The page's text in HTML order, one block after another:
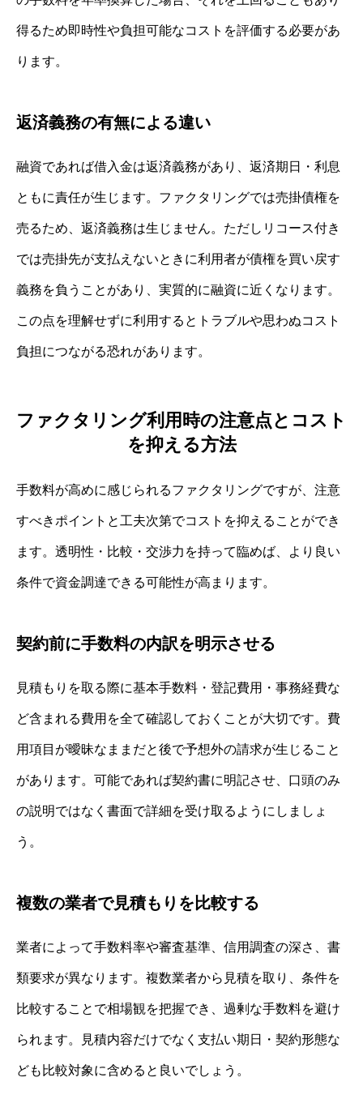
得るため即時性や負担可能なコストを評価する必要があ
ります。
返済義務の有無による違い
融資であれば借入金は返済義務があり、返済期日・利息
ともに責任が生じます。ファクタリングでは売掛債権を
売るため、返済義務は生じません。ただしリコース付き
では売掛先が支払えないときに利用者が債権を買い戻す
義務を負うことがあり、実質的に融資に近くなります。
この点を理解せずに利用するとトラブルや思わぬコスト
負担につながる恐れがあります。
ファクタリング利用時の注意点とコスト
を抑える方法
手数料が高めに感じられるファクタリングですが、注意
すべきポイントと工夫次第でコストを抑えることができ
ます。透明性・比較・交渉力を持って臨めば、より良い
条件で資金調達できる可能性が高まります。
契約前に手数料の内訳を明示させる
見積もりを取る際に基本手数料・登記費用・事務経費な
ど含まれる費用を全て確認しておくことが大切です。費
用項目が曖昧なままだと後で予想外の請求が生じること
があります。可能であれば契約書に明記させ、口頭のみ
の説明ではなく書面で詳細を受け取るようにしましょ
う。
複数の業者で見積もりを比較する
業者によって手数料率や審査基準、信用調査の深さ、書
類要求が異なります。複数業者から見積を取り、条件を
比較することで相場観を把握でき、過剰な手数料を避け
られます。見積内容だけでなく支払い期日・契約形態な
ども比較対象に含めると良いでしょう。